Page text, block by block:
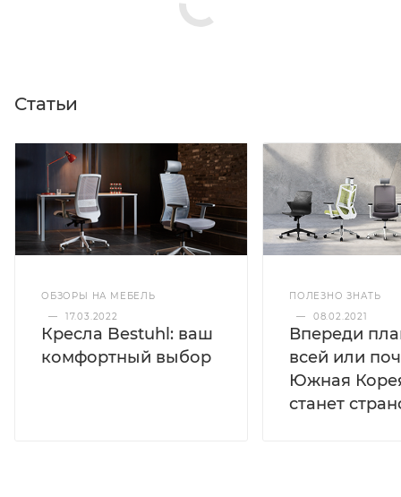
Статьи
ОБЗОРЫ НА МЕБЕЛЬ
—
17.03.2022
Кресла Bestuhl: ваш
комфортный выбор
ПОЛЕЗНО ЗНАТЬ
—
08.02.2021
Впереди
всей или
Южная
станет